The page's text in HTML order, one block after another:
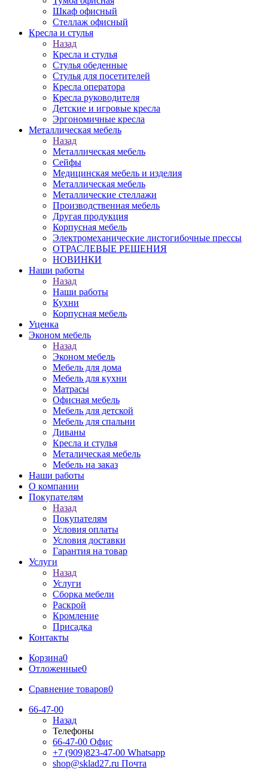
Шкаф офисный
Стеллаж офисный
Кресла и стулья
Назад
Кресла и стулья
Стулья обеденные
Стулья для посетителей
Кресла оператора
Кресла руководителя
Детские и игровые кресла
Эргономичные кресла
Металлическая мебель
Назад
Металлическая мебель
Сейфы
Медицинская мебель и изделия
Металлическая мебель
Металлические стеллажи
Производственная мебель
Другая продукция
Корпусная мебель
Электромеханические листогибочные прессы
ОТРАСЛЕВЫЕ РЕШЕНИЯ
НОВИНКИ
Наши работы
Назад
Наши работы
Кухни
Корпусная мебель
Уценка
Эконом мебель
Назад
Эконом мебель
Мебель для дома
Мебель для кухни
Матрасы
Офисная мебель
Мебель для детской
Мебель для спальни
Диваны
Кресла и стулья
Металическая мебель
Мебель на заказ
Наши работы
О компании
Покупателям
Назад
Покупателям
Условия оплаты
Условия доставки
Гарантия на товар
Услуги
Назад
Услуги
Сборка мебели
Раскрой
Кромление
Присадка
Контакты
Корзина0
Отложенные0
Сравнение товаров0
66-47-00
Назад
Телефоны
66-47-00 Офис
+7 (909)823-47-00 Whatsapp
shop@sklad27.ru Почта